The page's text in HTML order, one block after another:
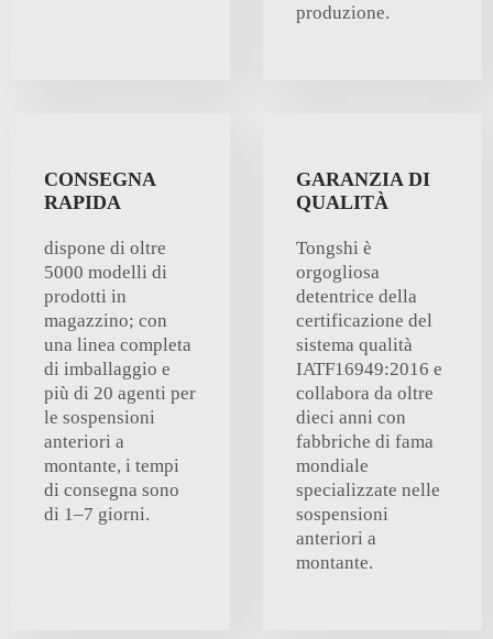
produzione.
CONSEGNA
RAPIDA
dispone di oltre
5000 modelli di
prodotti in
magazzino; con
una linea completa
di imballaggio e
più di 20 agenti per
le sospensioni
anteriori a
montante, i tempi
di consegna sono
di 1–7 giorni.
GARANZIA DI
QUALITÀ
Tongshi è
orgogliosa
detentrice della
certificazione del
sistema qualità
IATF16949:2016 e
collabora da oltre
dieci anni con
fabbriche di fama
mondiale
specializzate nelle
sospensioni
anteriori a
montante.